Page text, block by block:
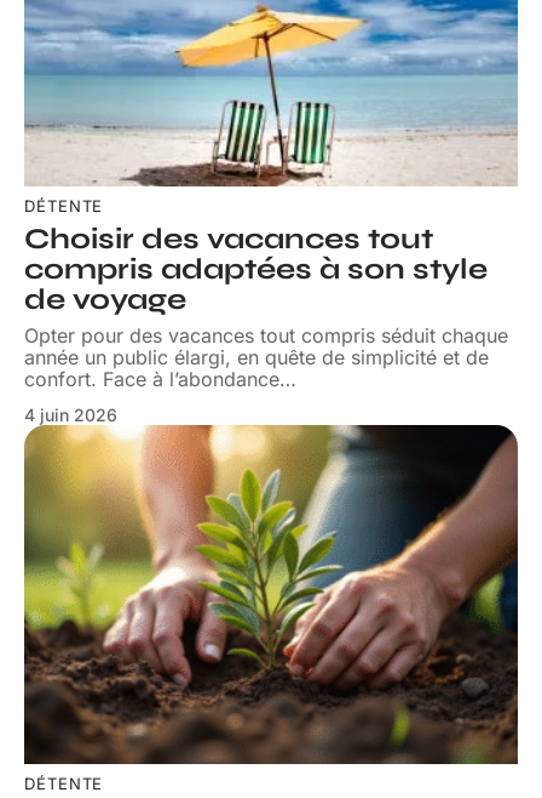
DÉTENTE
Choisir des vacances tout
compris adaptées à son style
de voyage
Opter pour des vacances tout compris séduit chaque
année un public élargi, en quête de simplicité et de
confort. Face à l’abondance…
4 juin 2026
DÉTENTE